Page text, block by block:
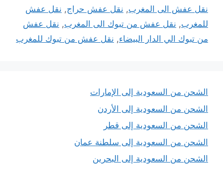
نقل عفش الى المغرب, نقل عفش حراج, نقل عفش
للمغرب, نقل عفش من تبوك الى المغرب, نقل عفش
من تبوك الي الدار البيضاء, نقل عفش من تبوك للمغرب
الشحن من السعودية إلى الإمارات
الشحن من السعودية إلى الأردن
الشحن من السعودية إلى قطر
الشحن من السعودية إلى سلطنة عمان
الشحن من السعودية إلى البحرين